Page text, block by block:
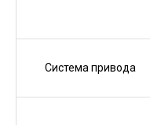
Система привода